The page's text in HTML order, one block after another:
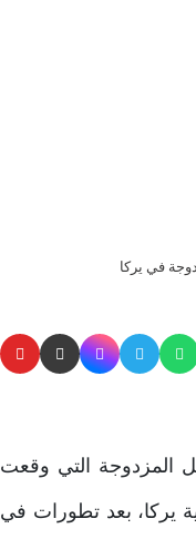
في يركا
المزدوجة التي وقعت
يركا، بعد تطورات في